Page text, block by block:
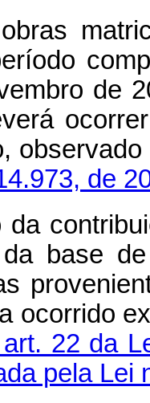
de
de
base
ocorrido
22 da
pela Lei